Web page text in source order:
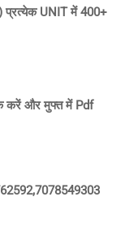
प्रत्येक UNIT में 400+
करें और मुफ्त में Pdf